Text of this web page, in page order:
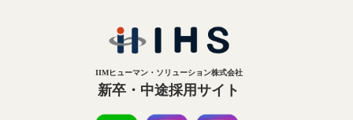
IIMヒューマン・ソリューション株式会社
新卒・中途採用サイト